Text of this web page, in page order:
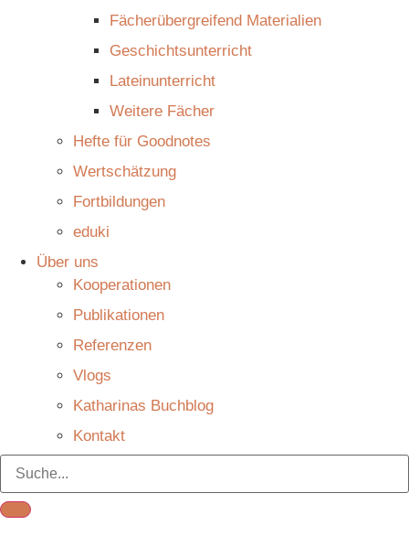
Fächerübergreifend Materialien
Geschichtsunterricht
Lateinunterricht
Weitere Fächer
Hefte für Goodnotes
Wertschätzung
Fortbildungen
eduki
Über uns
Kooperationen
Publikationen
Referenzen
Vlogs
Katharinas Buchblog
Kontakt